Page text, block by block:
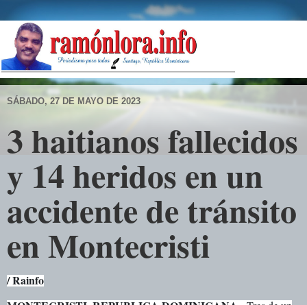
SÁBADO, 27 DE MAYO DE 2023
3 haitianos fallecidos
y 14 heridos en un
accidente de tránsito
en Montecristi
/ Rainfo